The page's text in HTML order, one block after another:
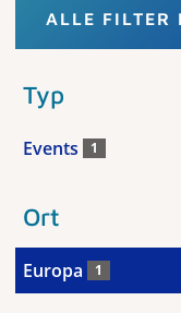
ALLE FILTER
Typ
Events 1
Ort
Europa 1